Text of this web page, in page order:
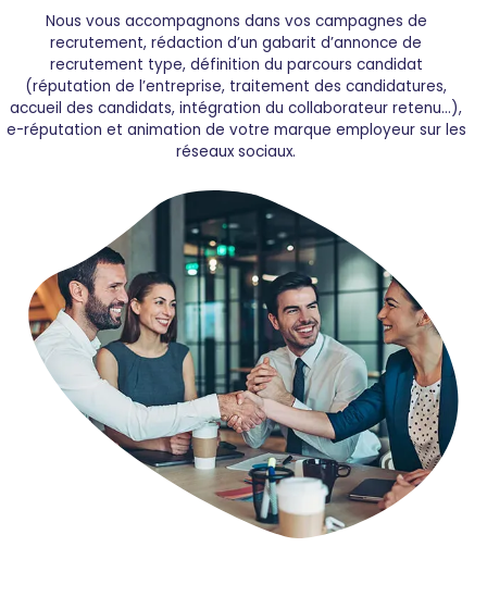
Nous vous accompagnons dans vos campagnes de
recrutement, rédaction d’un gabarit d’annonce de
recrutement type, définition du parcours candidat
(réputation de l’entreprise, traitement des candidatures,
accueil des candidats, intégration du collaborateur retenu…),
e-réputation et animation de votre marque employeur sur les
réseaux sociaux.